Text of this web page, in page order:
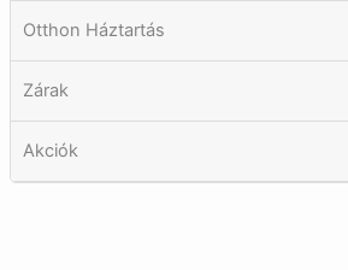
Otthon Háztartás
Zárak
Akciók